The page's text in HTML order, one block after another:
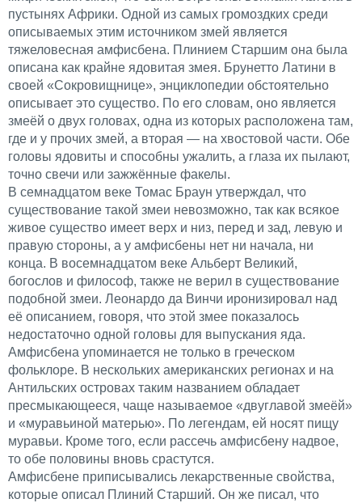
пустынях Африки. Одной из самых громоздких среди
описываемых этим источником змей является
тяжеловесная амфисбена. Плинием Старшим она была
описана как крайне ядовитая змея. Брунетто Латини в
своей «Сокровищнице», энциклопедии обстоятельно
описывает это существо. По его словам, оно является
змеёй о двух головах, одна из которых расположена там,
где и у прочих змей, а вторая — на хвостовой части. Обе
головы ядовиты и способны ужалить, а глаза их пылают,
точно свечи или зажжённые факелы.
В семнадцатом веке Томас Браун утверждал, что
существование такой змеи невозможно, так как всякое
живое существо имеет верх и низ, перед и зад, левую и
правую стороны, а у амфисбены нет ни начала, ни
конца. В восемнадцатом веке Альберт Великий,
богослов и философ, также не верил в существование
подобной змеи. Леонардо да Винчи иронизировал над
её описанием, говоря, что этой змее показалось
недостаточно одной головы для выпускания яда.
Амфисбена упоминается не только в греческом
фольклоре. В нескольких американских регионах и на
Антильских островах таким названием обладает
пресмыкающееся, чаще называемое «двуглавой змеёй»
и «муравьиной матерью». По легендам, ей носят пищу
муравьи. Кроме того, если рассечь амфисбену надвое,
то обе половины вновь срастутся.
Амфисбене приписывались лекарственные свойства,
которые описал Плиний Старший. Он же писал, что